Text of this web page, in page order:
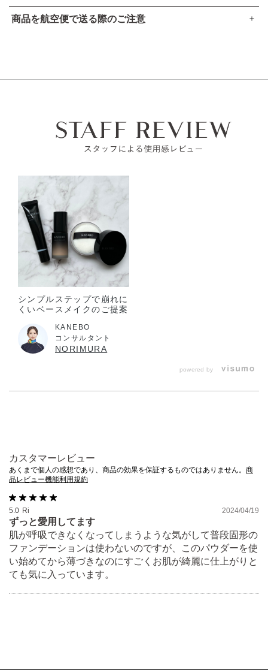
傷やはれもの、湿疹等異常のあるところにはお使いにならな
使用したお肌に、直射日光があたって上記のような異常
があらわれた場合。
とがありますので、皮フ科医にご相談されることをおすすめ
します。
目に入らないように注意し、入ったときは、すぐに充分洗い
流してください。
子供や認知症の方などの誤飲・誤食等を防ぐため、置き場所
にご注意ください。
ご使用後はフタをきちんとしめてください。
極端に温度の高い所や低い所、直射日光のあたる場所には、
ご注意：
今までお使いのパウダーがまだ残っているうちにパウダーを
んとセットできないことがありますので使い終わってから移
面に貼りつけてください。お問合せの際に、必要な場合があ
ります。
ーが固まってしまうことがありますので、ご注意ください。
美しい仕上がりのために、パフはいつも清潔にしてお使いく
ださい。
パフが汚れたら、中性洗剤を薄めたぬるま湯で軽く押し洗い
し、よくすすいだあとタオル等で軽く水気をとり、必ず陰干
商品を航空便で送る際のご注意
アルコール24％以下
シンプルステップで崩れに
くいベースメイクのご提案
KANEBO
コンサルタント
NORIMURA
powered by
カスタマーレビュー
あくまで個人の感想であり、商品の効果を保証するものではありません。 商
品レビュー機能利用規約
5.0 Ri 2024/04/19
ずっと愛用してます
肌が呼吸できなくなってしまうような気がして普段固形の
ファンデーションは使わないのですが、このパウダーを使
い始めてから薄づきなのにすごくお肌が綺麗に仕上がりと
ても気に入っています。